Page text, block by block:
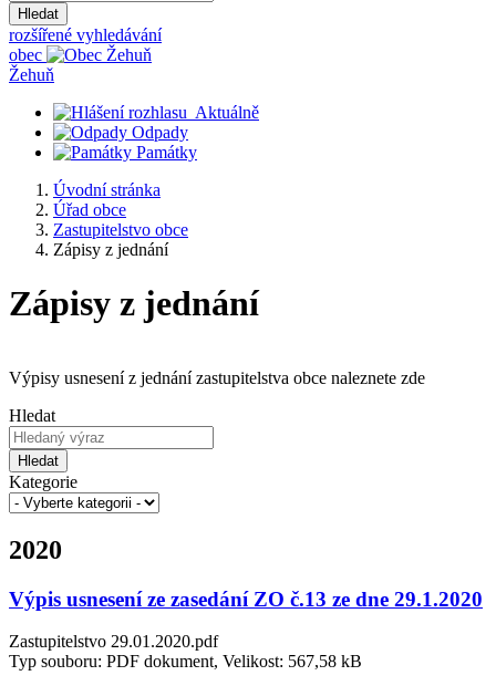
Hledat
rozšířené vyhledávání
obec
Žehuň
Aktuálně
Odpady
Památky
Úvodní stránka
Úřad obce
Zastupitelstvo obce
Zápisy z jednání
Zápisy z jednání
Výpisy usnesení z jednání zastupitelstva obce naleznete zde
Hledat
Hledat
Kategorie
2020
Výpis usnesení ze zasedání ZO č.13 ze dne 29.1.2020
Zastupitelstvo 29.01.2020.pdf
Typ souboru: PDF dokument, Velikost: 567,58 kB